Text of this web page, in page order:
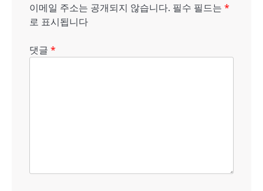
이메일 주소는 공개되지 않습니다. 필수 필드는 *
로 표시됩니다
댓글 *